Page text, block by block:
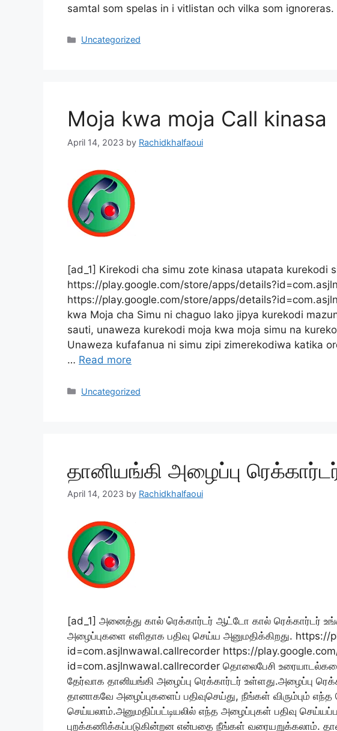
samtal som spelas in i vitlistan och vilka som
Categories
Uncategorized
Moja kwa moja Call kinasa
April 14, 2023 by Rachidkhalfaoui
[ad_1] Kirekodi cha simu zote kinasa utapata kurekodi
https://play.google.com/store/apps/
https://play.google.com/store/apps/
kwa Moja cha Simu ni chaguo lako jipya kurekodi
sauti, unaweza kurekodi moja kwa moja simu na
Unaweza kufafanua ni simu zipi zimerekodiwa katika
… Read more
Categories
Uncategorized
தானியங்கி அழைப்பு
April 14, 2023 by Rachidkhalfaoui
[ad_1] அனைத்து கால் ரெக்கார்டர் ஆட்டோ கால் ரெக்கார்டர்
அழைப்புகளை எளிதாக பதிவு செய்ய அனுமதிக்கிறது.
id=com.asjlnwawal.callrecorder https://
id=com.asjlnwawal.callrecorder தொலைபேசி
தேர்வாக தானியங்கி அழைப்பு ரெக்கார்டர் உள்ளது.அழைப்பு
தானாகவே அழைப்புகளைப் பதிவுசெய்து, நீங்கள் விரும்பும்
செய்யலாம்.அனுமதிப்பட்டியலில் எந்த அழைப்புகள் பதிவு
புறக்கணிக்கப்படுகின்றன என்பதை நீங்கள் வரையறுக்கலாம்.